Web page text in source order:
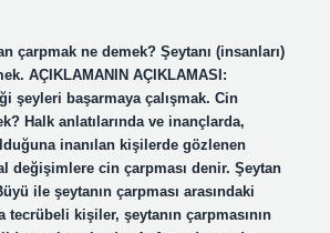
çarpmak ne demek? Şeytanı (insanları)
AÇIKLAMANIN AÇIKLAMASI:
şeyleri başarmaya çalışmak. Cin
Halk anlatılarında ve inançlarda,
inanılan kişilerde gözlenen
değişimlere cin çarpması denir. Şeytan
ile şeytanın çarpması arasındaki
tecrübeli kişiler, şeytanın çarpmasının